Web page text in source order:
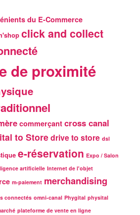
du E-Commerce
click and collect
de proximité
commerçant cross canal
to Storedrive to store dsl
e-réservation Expo / Salon
artificielle Internet de l'objet
m-paiement merchandising
connectés omni-canal Phygital physital
plateforme de vente en ligne